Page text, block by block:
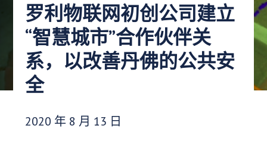
罗利物联网初创公司建立
“智慧城市”合作伙伴关
系，以改善丹佛的公共安
全
发布日期：
2020 年 8 月 13 日